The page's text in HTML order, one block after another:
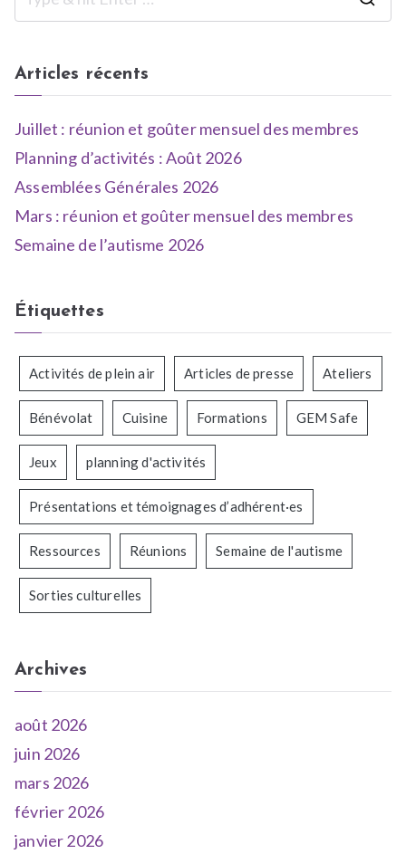
Articles récents
Juillet : réunion et goûter mensuel des membres
Planning d’activités : Août 2026
Assemblées Générales 2026
Mars : réunion et goûter mensuel des membres
Semaine de l’autisme 2026
Étiquettes
Activités de plein air Articles de presse Ateliers
Bénévolat Cuisine Formations GEM Safe
Jeux planning d'activités
Présentations et témoignages d’adhérent·es
Ressources Réunions Semaine de l'autisme
Sorties culturelles
Archives
août 2026
juin 2026
mars 2026
février 2026
janvier 2026